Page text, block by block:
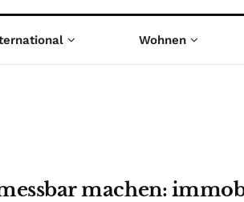
Wohnen
machen: